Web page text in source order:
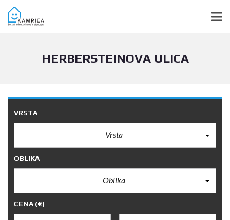
HERBERSTEINOVA ULICA
VRSTA
Vrsta
OBLIKA
Oblika
CENA (€)